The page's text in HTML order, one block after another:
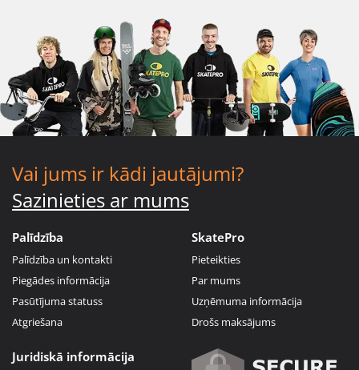
Vai jums ir kādi jautājumi?
Sazinieties ar mums
Palīdzība
Palīdzība un kontakti
Piegādes informācija
Pasūtījuma statuss
Atgriešana
SkatePro
Pieteikties
Par mums
Uzņēmuma informācija
Drošs maksājums
Juridiskā informācija